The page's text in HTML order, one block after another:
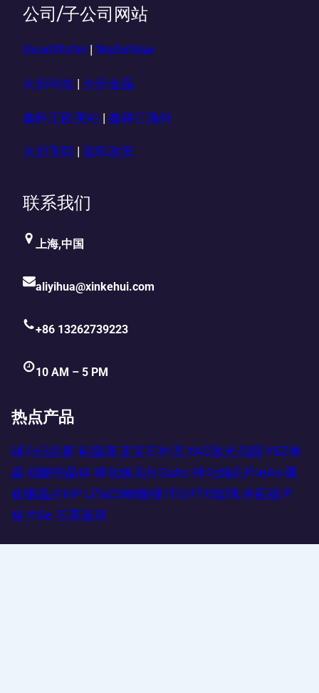
公司/子公司网站
GoodWafer WaferMax
火影科技 火影金晶
鑫科汇欧美站 | 鑫科汇海外
火影互联 隐私政策
联系我们
上海,中国
aliyihua@xinkehui.com
+86 13262739223
10 AM – 5 PM
热点产品
碳化硅晶圆 硅晶圆 蓝宝石衬底 YAG激光晶圆 YSZ单
晶 铌酸锂晶体 砷化镓晶片GaAs 砷化铟晶片InAs 磷
化铟晶片InP LiTaO3钽酸锂 ITO/FTO玻璃 外延硅片
锗片Ge 石英玻璃